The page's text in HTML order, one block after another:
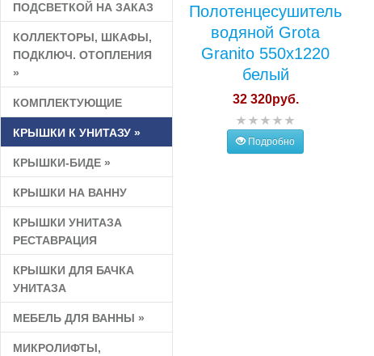
ПОДСВЕТКОЙ НА ЗАКАЗ
КОЛЛЕКТОРЫ, ШКАФЫ,
ПОДКЛЮЧ. ОТОПЛЕНИЯ
»
КОМПЛЕКТУЮЩИЕ
КРЫШКИ К УНИТАЗУ »
КРЫШКИ-БИДЕ »
КРЫШКИ НА ВАННУ
КРЫШКИ УНИТАЗА
РЕСТАВРАЦИЯ
КРЫШКИ ДЛЯ БАЧКА
УНИТАЗА
МЕБЕЛЬ ДЛЯ ВАННЫ »
МИКРОЛИФТЫ,
Полотенцесушитель
водяной Grota
Granito 550x1220
белый
32 320руб.
Подробно